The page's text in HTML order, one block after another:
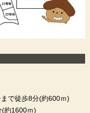
で徒歩8分(約600ｍ)
約1600ｍ)